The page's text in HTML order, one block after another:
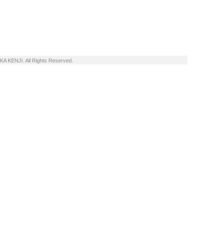
KENJI. All Rights Reserved.